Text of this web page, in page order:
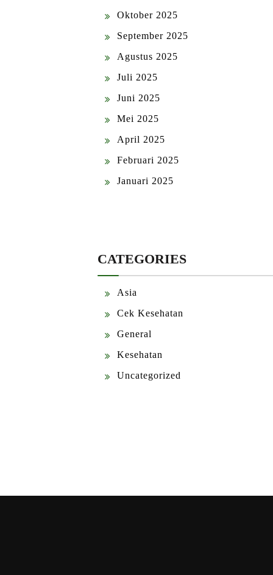
Oktober 2025
September 2025
Agustus 2025
Juli 2025
Juni 2025
Mei 2025
April 2025
Februari 2025
Januari 2025
CATEGORIES
Asia
Cek Kesehatan
General
Kesehatan
Uncategorized